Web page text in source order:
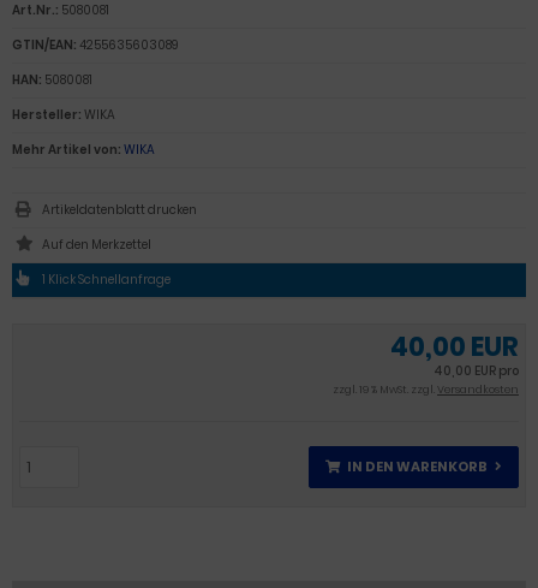
40,00 EUR
40,00 EUR pro
zzgl. 19 % MwSt. zzgl.Versandkosten
IN DEN WARENKORB
Art.Nr.: 5080081
GTIN/EAN: 4255635603089
HAN: 5080081
Hersteller: WIKA
Mehr Artikel von: WIKA
Artikeldatenblatt drucken
1 Klick Schnellanfrage